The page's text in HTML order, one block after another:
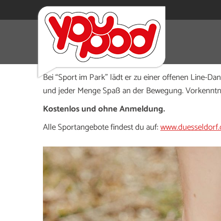
Tanzen unter freiem Himmel: Jeden Freitag um
den Musikpavillon im Schlosspark Eller zum Beben.
Bei “Sport im Park” lädt er zu einer offenen Line-
und jeder Menge Spaß an der Bewegung.
Kostenlos und ohne Anmeldung.
Alle Sportangebote findest du auf: